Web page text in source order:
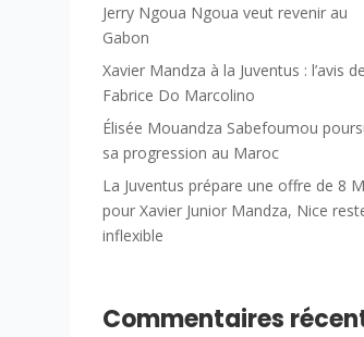
Jerry Ngoua Ngoua veut revenir au
Gabon
Xavier Mandza à la Juventus : l’avis de
Fabrice Do Marcolino
Élisée Mouandza Sabefoumou
sa progression au Maroc
La Juventus prépare une offre de 8
pour Xavier Junior Mandza, Nice
inflexible
Commentaires